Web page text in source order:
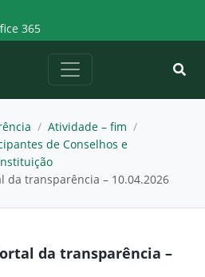
365
/ Atividade – fim /
de Conselhos e
da transparência – 10.04.2026
da transparência –